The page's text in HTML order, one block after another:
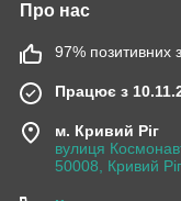
Про нас
97% позитивних з
Працює з
м. Кривий Ріг
вулиця
50008, Кривий